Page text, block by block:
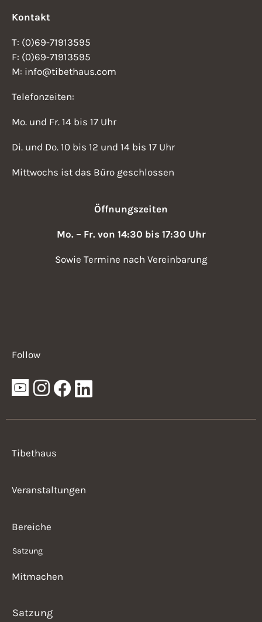
Kontakt
T: (0)69-71913595
F: (0)69-71913595
M: info@tibethaus.com
Telefonzeiten:
Mo. und Fr. 14 bis 17 Uhr
Di. und Do. 10 bis 12 und 14 bis 17 Uhr
Mittwochs ist das Büro geschlossen
Öffnungszeiten
Mo. – Fr. von 14:30 bis 17:30 Uhr
Sowie Termine nach Vereinbarung
Follow
Tibethaus
Veranstaltungen
Bereiche
Satzung
Mitmachen
Satzung